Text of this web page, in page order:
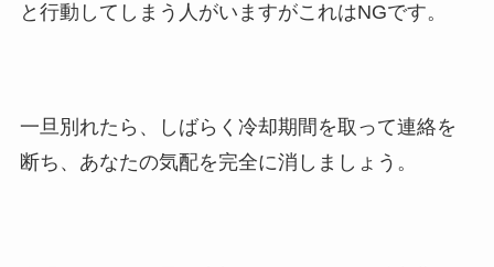
と行動してしまう人がいますがこれはNGです。
一旦別れたら、しばらく冷却期間を取って連絡を
断ち、あなたの気配を完全に消しましょう。